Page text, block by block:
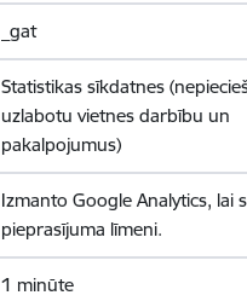
_gat
Statistikas sīkdatnes
uzlabotu vietnes darbību un
pakalpojumus)
Izmanto Google Analytics, lai
pieprasījuma līmeni.
1 minūte